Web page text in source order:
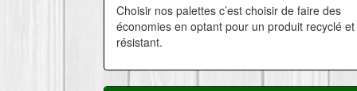
Choisir nos palettes c’est choisir de faire des
économies en optant pour un produit recyclé et
résistant.